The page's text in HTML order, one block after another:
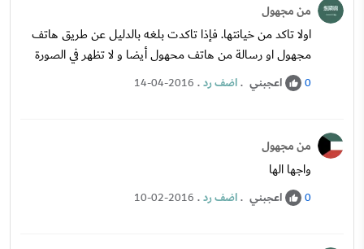
من مجهول
اولا تاكد من خيانتها. فإذا تاكدت بلغه بالدليل عن طريق هاتف
مجهول او رسالة من هاتف محهول أيضا و لا تظهر في الصورة
0 اعجبني .اضف رد.
14-04-2016
من مجهول
واجها الها
0 اعجبني .اضف رد.
10-02-2016